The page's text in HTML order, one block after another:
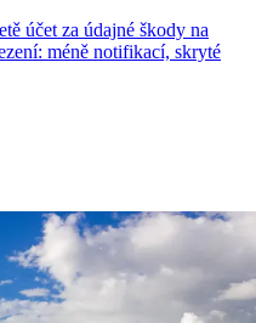
účet za údajné škody na
méně notifikací, skryté